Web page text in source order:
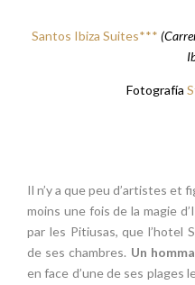
Santos Ibiza Suites***
Fotografía
Il n’y a que peu d’artistes et
moins une fois de la magie
par les Pitiusas, que l’hotel
de ses chambres. Un
en face d’une de ses plages